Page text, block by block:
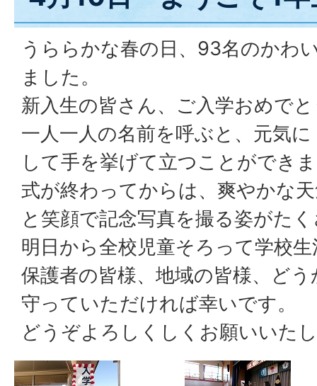
うららかな春の日、93名のかわ
ました。
新入生の皆さん、ご入学おめで
一人一人の名前を呼ぶと、元気
して手を挙げて立つことができ
式が終わってからは、爽やかな
と笑顔で記念写真を撮る姿がた
明日から全校児童そろって学校
保護者の皆様、地域の皆様、ど
守っていただければ幸いです。
どうぞよろしくしくお願いいた